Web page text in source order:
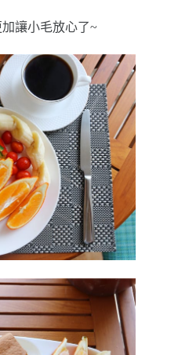
讓小毛放心了~